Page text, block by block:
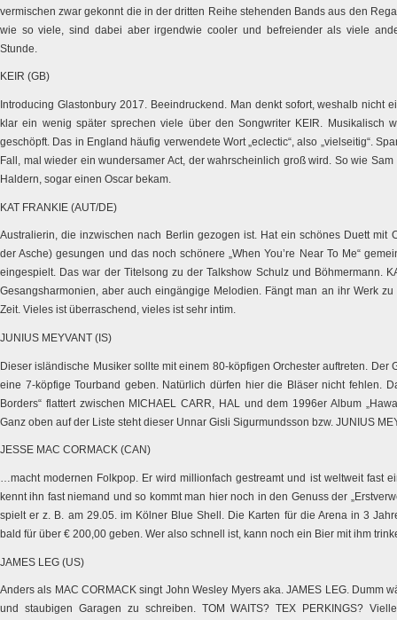
vermischen zwar gekonnt die in der dritten Reihe stehenden Bands aus den
wie so viele, sind dabei aber irgendwie cooler und befreiender als viele
Stunde.
KEIR (GB)
Introducing Glastonbury 2017. Beeindruckend. Man denkt sofort, weshalb nicht
klar ein wenig später sprechen viele über den Songwriter KEIR. Musikalisch
geschöpft. Das in England häufig verwendete Wort „eclectic“, also „vielseitig“.
Fall, mal wieder ein wundersamer Act, der wahrscheinlich groß wird. So wie
Haldern, sogar einen Oscar bekam.
KAT FRANKIE (AUT/DE)
Australierin, die inzwischen nach Berlin gezogen ist. Hat ein schönes Duett mit
der Asche) gesungen und das noch schönere „When You’re Near To Me“
eingespielt. Das war der Titelsong zu der Talkshow Schulz und Böhmermann.
Gesangsharmonien, aber auch eingängige Melodien. Fängt man an ihr Werk
Zeit. Vieles ist überraschend, vieles ist sehr intim.
JUNIUS MEYVANT (IS)
Dieser isländische Musiker sollte mit einem 80-köpfigen Orchester auftreten. Der
eine 7-köpfige Tourband geben. Natürlich dürfen hier die Bläser nicht fehlen.
Borders“ flattert zwischen MICHAEL CARR, HAL und dem 1996er Album
Ganz oben auf der Liste steht dieser Unnar Gisli Sigurmundsson bzw. JUNIUS
JESSE MAC CORMACK (CAN)
…macht modernen Folkpop. Er wird millionfach gestreamt und ist weltweit fast
kennt ihn fast niemand und so kommt man hier noch in den Genuss der
spielt er z. B. am 29.05. im Kölner Blue Shell. Die Karten für die Arena in 3
bald für über € 200,00 geben. Wer also schnell ist, kann noch ein Bier mit ihm
JAMES LEG (US)
Anders als MAC CORMACK singt John Wesley Myers aka.JAMES LEG. Dumm
und staubigen Garagen zu schreiben. TOM WAITS? TEX PERKINGS?